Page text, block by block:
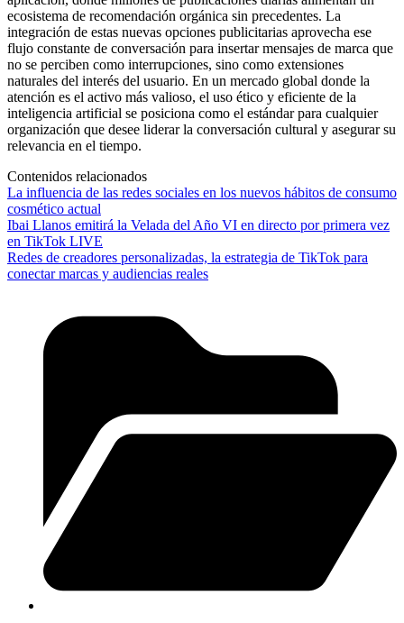
ecosistema de recomendación orgánica sin precedentes. La
integración de estas nuevas opciones publicitarias aprovecha ese
flujo constante de conversación para insertar mensajes de marca que
no se perciben como interrupciones, sino como extensiones
naturales del interés del usuario. En un mercado global donde la
atención es el activo más valioso, el uso ético y eficiente de la
inteligencia artificial se posiciona como el estándar para cualquier
organización que desee liderar la conversación cultural y asegurar su
relevancia en el tiempo.
Contenidos relacionados
La influencia de las redes sociales en los nuevos hábitos de consumo
cosmético actual
Ibai Llanos emitirá la Velada del Año VI en directo por primera vez
en TikTok LIVE
Redes de creadores personalizadas, la estrategia de TikTok para
conectar marcas y audiencias reales